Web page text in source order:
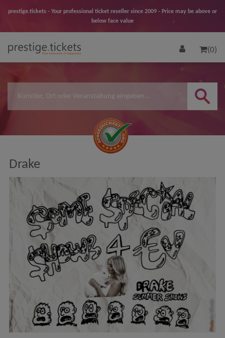
prestige.tickets - Your professional ticket reseller since 2009 - Price may be above or
below face value
(0)
Drake
Photo
by Nikolai